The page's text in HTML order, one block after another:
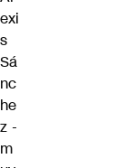
exi
s
Sá
nc
he
z -
m